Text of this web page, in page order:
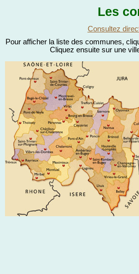
Les
Consultez
Pour afficher la liste des communes,
Cliquez ensuite sur une